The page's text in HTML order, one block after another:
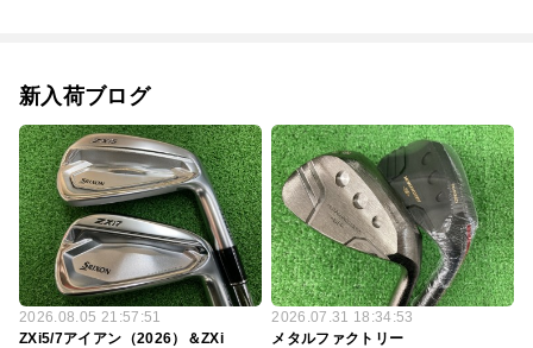
新入荷ブログ
2026.08.05 21:57:51
ZXi5/7アイアン（2026）＆ZXi
2026.07.31 18:34:53
メタルファクトリー